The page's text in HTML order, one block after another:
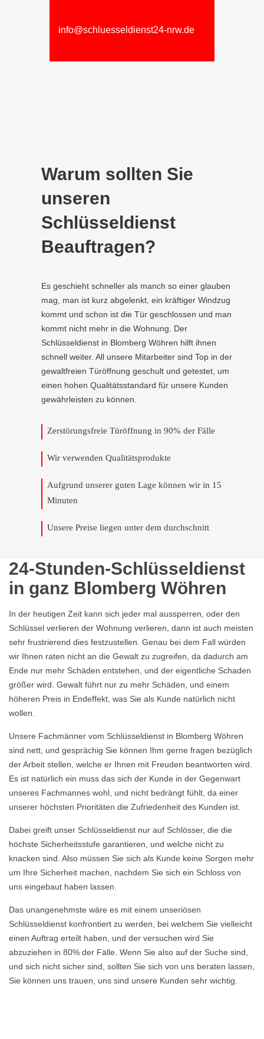
info@schluesseldienst24-nrw.de
Warum sollten Sie
unseren
Schlüsseldienst
Beauftragen?
Es geschieht schneller als manch so einer glauben
mag, man ist kurz abgelenkt, ein kräftiger Windzug
kommt und schon ist die Tür geschlossen und man
kommt nicht mehr in die Wohnung. Der
Schlüsseldienst in Blomberg Wöhren hilft ihnen
schnell weiter. All unsere Mitarbeiter sind Top in der
gewaltfreien Türöffnung geschult und getestet, um
einen hohen Qualitätsstandard für unsere Kunden
gewährleisten zu können.
Zerstörungsfreie Türöffnung in 90% der Fälle
Wir verwenden Qualitätsprodukte
Aufgrund unserer guten Lage können wir in 15
Minuten
Unsere Preise liegen unter dem durchschnitt
24-Stunden-Schlüsseldienst
in ganz Blomberg Wöhren
In der heutigen Zeit kann sich jeder mal aussperren, oder den
Schlüssel verlieren der Wohnung verlieren, dann ist auch meisten
sehr frustrierend dies festzustellen. Genau bei dem Fall würden
wir Ihnen raten nicht an die Gewalt zu zugreifen, da dadurch am
Ende nur mehr Schäden entstehen, und der eigentliche Schaden
größer wird. Gewalt führt nur zu mehr Schäden, und einem
höheren Preis in Endeffekt, was Sie als Kunde natürlich nicht
wollen.
Unsere Fachmänner vom Schlüsseldienst in Blomberg Wöhren
sind nett, und gesprächig Sie können Ihm gerne fragen bezüglich
der Arbeit stellen, welche er Ihnen mit Freuden beantworten wird.
Es ist natürlich ein muss das sich der Kunde in der Gegenwart
unseres Fachmannes wohl, und nicht bedrängt fühlt, da einer
unserer höchsten Prioritäten die Zufriedenheit des Kunden ist.
Dabei greift unser Schlüsseldienst nur auf Schlösser, die die
höchste Sicherheitsstufe garantieren, und welche nicht zu
knacken sind. Also müssen Sie sich als Kunde keine Sorgen mehr
um Ihre Sicherheit machen, nachdem Sie sich ein Schloss von
uns eingebaut haben lassen.
Das unangenehmste wäre es mit einem unseriösen
Schlüsseldienst konfrontiert zu werden, bei welchem Sie vielleicht
einen Auftrag erteilt haben, und der versuchen wird Sie
abzuziehen in 80% der Fälle. Wenn Sie also auf der Suche sind,
und sich nicht sicher sind, sollten Sie sich von uns beraten lassen,
Sie können uns trauen, uns sind unsere Kunden sehr wichtig.